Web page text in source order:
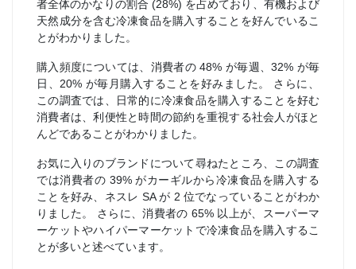
者全体のかなりの割合 (28%) を占めており、有機および
天然成分を含む冷凍食品を購入することを好んでいるこ
とがわかりました。
購入頻度については、消費者の 48% が毎週、32% が毎
日、20% が毎月購入することを好みました。 さらに、
この調査では、日常的に冷凍食品を購入することを好む
消費者は、利便性と時間の節約を重視する社会人がほと
んどであることがわかりました。
お気に入りのブランドについて尋ねたところ、この調査
では消費者の 39% がカーギルから冷凍食品を購入する
ことを好み、ネスレ SA が 2 位でなっていることがわか
りました。 さらに、消費者の 65% 以上が、スーパーマ
ーケットやハイパーマーケットで冷凍食品を購入するこ
とが多いと述べています。